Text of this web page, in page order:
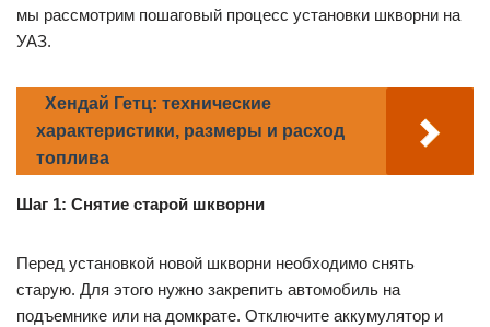
мы рассмотрим пошаговый процесс установки шкворни на
УАЗ.
Хендай Гетц: технические
характеристики, размеры и расход
топлива
Шаг 1: Снятие старой шкворни
Перед установкой новой шкворни необходимо снять
старую. Для этого нужно закрепить автомобиль на
подъемнике или на домкрате. Отключите аккумулятор и